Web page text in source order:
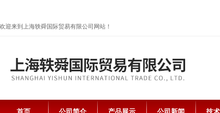
欢迎来到上海轶舜国际贸易有限公司网站！